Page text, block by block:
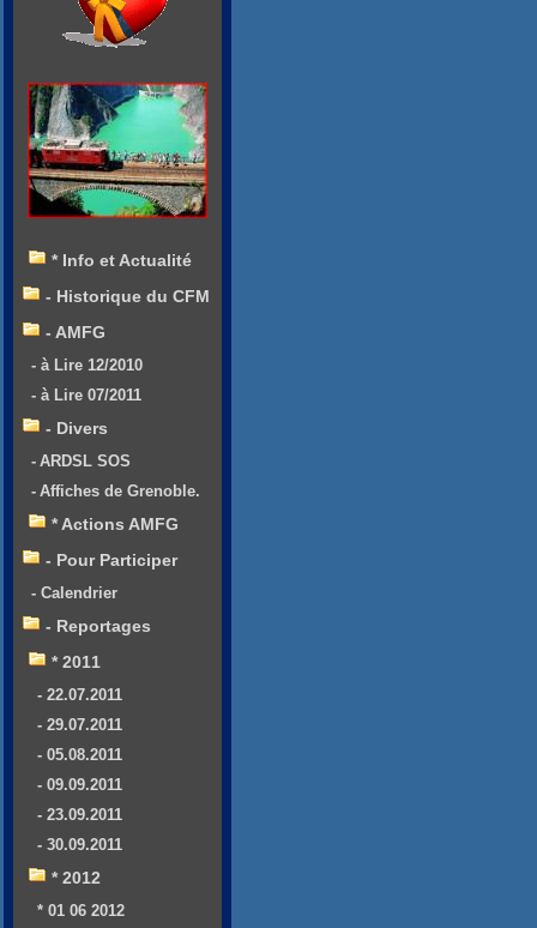
* Info et Actualité
- Historique du CFM
- AMFG
- à Lire 12/2010
- à Lire 07/2011
- Divers
- ARDSL SOS
- Affiches de Grenoble.
* Actions AMFG
- Pour Participer
- Calendrier
- Reportages
* 2011
- 22.07.2011
- 29.07.2011
- 05.08.2011
- 09.09.2011
- 23.09.2011
- 30.09.2011
* 2012
* 01 06 2012